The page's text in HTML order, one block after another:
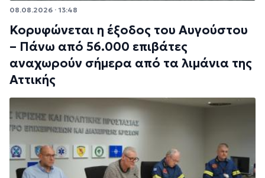
08.08.2026 · 13:48
Κορυφώνεται η έξοδος του Αυγούστου
– Πάνω από 56.000 επιβάτες
αναχωρούν σήμερα από τα λιμάνια της
Αττικής